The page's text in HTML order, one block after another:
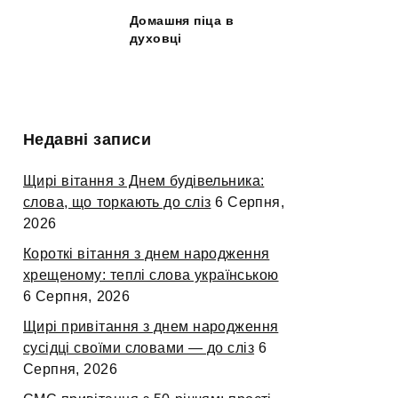
Домашня піца в
духовці
Недавні записи
Щирі вітання з Днем будівельника:
слова, що торкають до сліз 6 Серпня,
2026
Короткі вітання з днем народження
хрещеному: теплі слова українською
6 Серпня, 2026
Щирі привітання з днем народження
сусідці своїми словами — до сліз 6
Серпня, 2026